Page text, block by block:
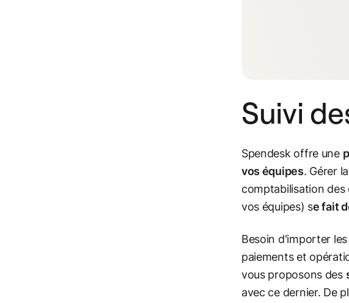
Suivi
Spendesk offre une
vos équipes. Gérer
comptabilisation
vos équipes) se fait
Besoin d'importer
paiements et
vous proposons des
avec ce dernier. De